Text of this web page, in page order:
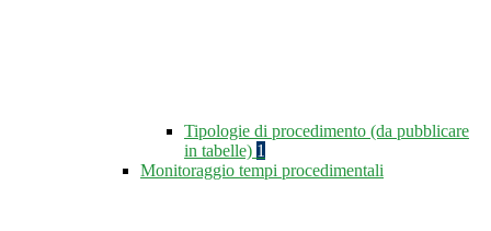
Tipologie di procedimento (da pubblicare
in tabelle) 1
Monitoraggio tempi procedimentali